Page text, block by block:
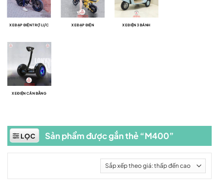
XE ĐẠP ĐIỆN TRỢ LỰC XE ĐẠP ĐIỆN XE ĐIỆN 3 BÁNH
XE ĐIỆN CÂN BẰNG
Sản phẩm được gắn thẻ “M400”
LỌC